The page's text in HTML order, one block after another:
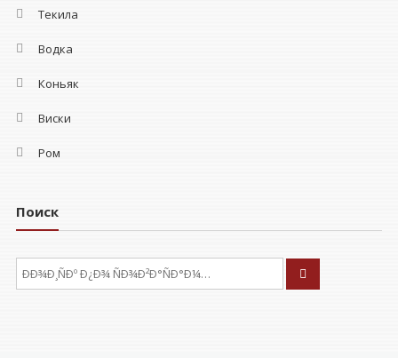
Текила
Водка
Коньяк
Виски
Ром
Поиск
ÐÑÐºÐ°ÑÑ: